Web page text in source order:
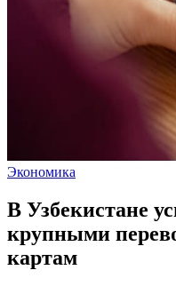
Экономика
В Узбекистане
крупными
картам